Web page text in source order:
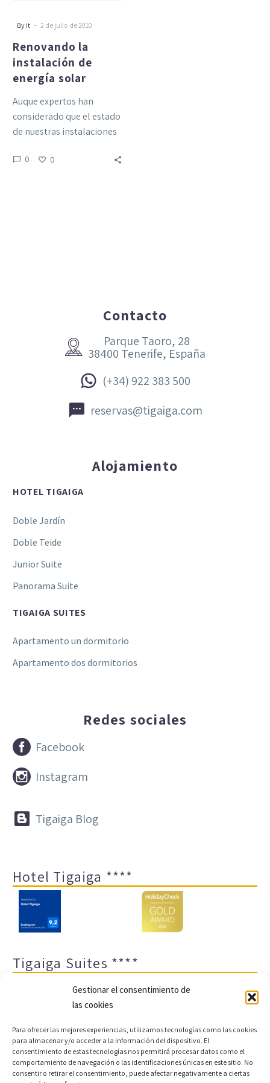
Gestionar el consentimiento de
las cookies
Para ofrecer las mejores experiencias, utilizamos tecnologías como las cookies
para almacenar y/o acceder a la información del dispositivo. El
consentimiento de estas tecnologías nos permitirá procesar datos como el
comportamiento de navegación o las identificaciones únicas en este sitio. No
consentir o retirar el consentimiento, puede afectar negativamente a ciertas
By it - 2 de julio de 2010
Renovando la
instalación de
energía solar
Auque expertos han
considerado que el estado
de nuestras instalaciones
placa plana CPP),
0 0
Contacto


Parque Taoro, 28
38400 Tenerife, España

 (+34) 922 383 500

 reservas@tigaiga.com
Alojamiento
HOTEL TIGAIGA
Doble Jardín
Doble Teide
Junior Suite
Panorama Suite
TIGAIGA SUITES
Apartamento un dormitorio
Apartamento dos dormitorios
Redes sociales

 Facebook

 Instagram

 Tigaiga Blog
Hotel Tigaiga ****
Tigaiga Suites ****
Aviso legal y política de privacidad
Transparencia